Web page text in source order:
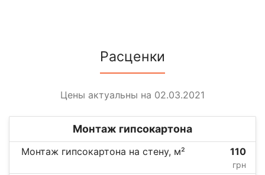
Расценки
Цены актуальны на 02.03.2021
Монтаж гипсокартона
Монтаж гипсокартона на стену, м² 110
грн